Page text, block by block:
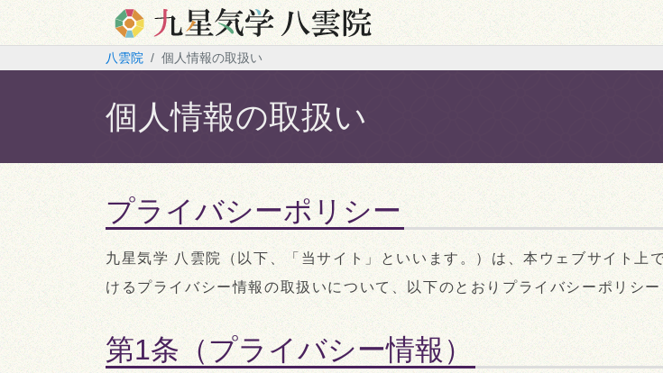
八雲院 個人情報の取扱い
個人情報の取扱い
プライバシーポリシー
九星気学 八雲院（以下、「当サイト」といいます。）は、本ウェブサイト
けるプライバシー情報の取扱いについて、以下のとおりプライバシーポリシ
第1条（プライバシー情報）